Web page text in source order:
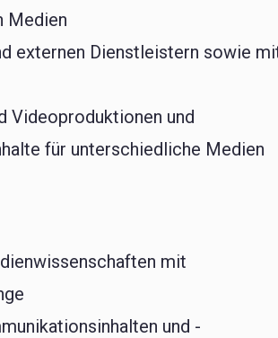
Medien
externen Dienstleistern sowie
Videoproduktionen und
für unterschiedliche Medien
mit
und -